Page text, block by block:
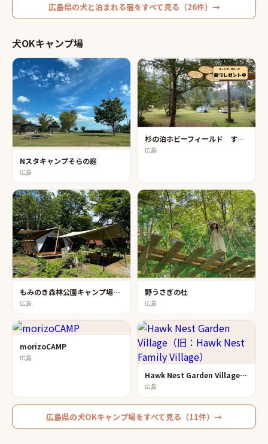
広島県の犬と泊まれる宿をすべて見る（26件）→
犬OKキャンプ場
Nスタキャンプそらの庭
広島
杉の泊ホビーフィールド すぎまりキャンプ場
広島
もみのき森林公園キャンプ場・もみのき荘
広島
野うさぎの杜
広島
morizoCAMP
広島
Hawk Nest Garden Village（旧：Hawk Nest Family Village）
広島
広島県の犬OKキャンプ場をすべて見る（11件）→